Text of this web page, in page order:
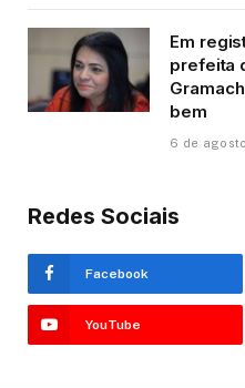
Em
prefeita
bem
6 de
Redes Sociais
Facebook
YouTube